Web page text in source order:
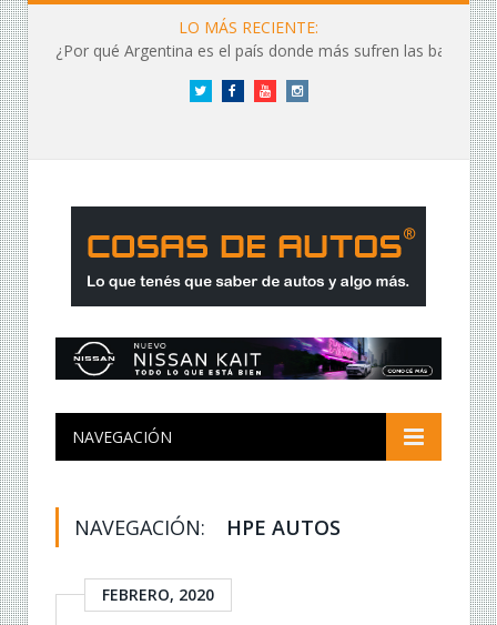
LO MÁS RECIENTE:
¿Por qué Argentina es el país donde más sufren las baterías?
Twitter FacebookYouTubeInstagram
NAVEGACIÓN
NAVEGACIÓN: HPE AUTOS
FEBRERO, 2020